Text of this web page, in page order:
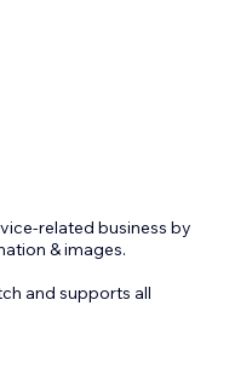
related business by
& images.
and supports all